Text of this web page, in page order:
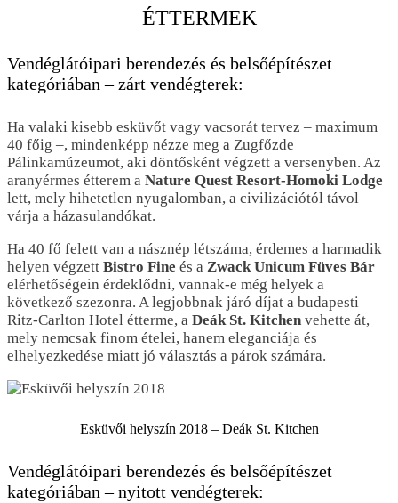
ÉTTERMEK
Vendéglátóipari berendezés és belsőépítészet
kategóriában – zárt vendégterek:
Ha valaki kisebb esküvőt vagy vacsorát tervez – maximum
40 főig –, mindenképp nézze meg a Zugfőzde
Pálinkamúzeumot, aki döntősként végzett a versenyben. Az
aranyérmes étterem a Nature Quest Resort-Homoki Lodge
lett, mely hihetetlen nyugalomban, a civilizációtól távol
várja a házasulandókat.
Ha 40 fő felett van a násznép létszáma, érdemes a harmadik
helyen végzett Bistro Fine és a Zwack Unicum Füves Bár
elérhetőségein érdeklődni, vannak-e még helyek a
következő szezonra. A legjobbnak járó díjat a budapesti
Ritz-Carlton Hotel étterme, a Deák St. Kitchen vehette át,
mely nemcsak finom ételei, hanem eleganciája és
elhelyezkedése miatt jó választás a párok számára.
Esküvői helyszín 2018 – Deák St. Kitchen
Vendéglátóipari berendezés és belsőépítészet
kategóriában – nyitott vendégterek: